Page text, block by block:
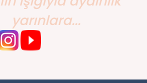
yarınlara...